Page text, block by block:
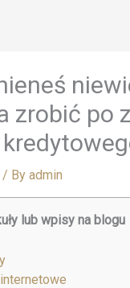
zrobić po
/ By admin
lub wpisy na blogu